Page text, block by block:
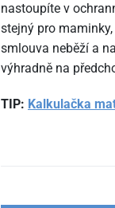
nastoupíte v
stejný pro
smlouva neběží a
výhradně na
TIP: Kalkulačka